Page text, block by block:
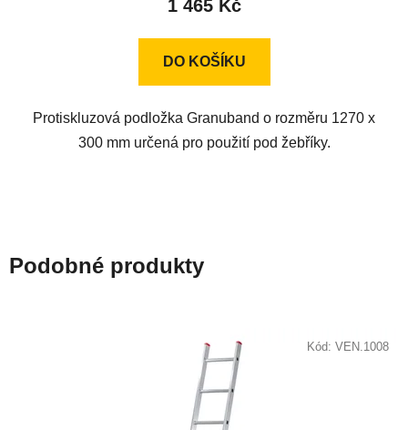
1 465 Kč
DO KOŠÍKU
Protiskluzová podložka Granuband o rozměru 1270 x
300 mm určená pro použití pod žebříky.
Podobné produkty
Kód: VEN.1008